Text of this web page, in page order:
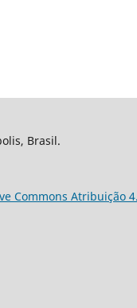
Brasil.
Commons Atribuição